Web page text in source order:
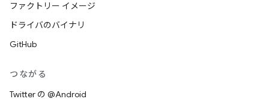
ファクトリー イメージ
ドライバのバイナリ
GitHub
つながる
Twitter の @Android